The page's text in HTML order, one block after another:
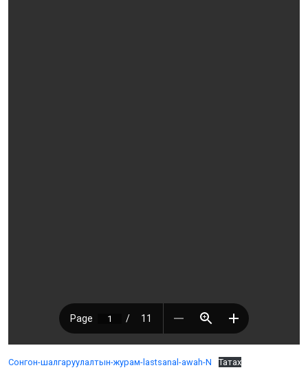
Сонгон-шалгаруулалтын-журам-lastsanal-awah-N Татах